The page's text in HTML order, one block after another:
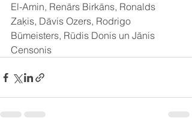
El-Amin, Renārs Birkāns, Ronalds
Zaķis, Dāvis Ozers, Rodrigo
Būmeisters, Rūdis Donis un Jānis
Censonis